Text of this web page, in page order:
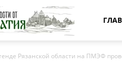
Новости
от
Рязанской области на ПМЭФ